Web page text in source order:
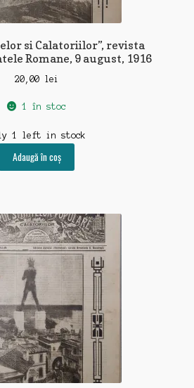
si Calatoriilor”, revista
Romane, 9 august, 1916
20,00 lei
1 în stoc
1 left in stock
Adaugă în coș